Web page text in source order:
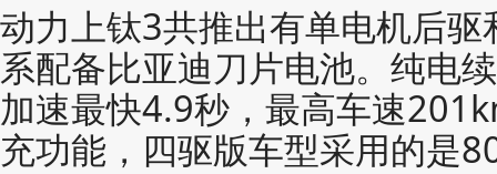
动力上钛3共推出有单电机后
系配备比亚迪刀片电池。纯电
加速最快4.9秒，最高车速
充功能，四驱版车型采用的是